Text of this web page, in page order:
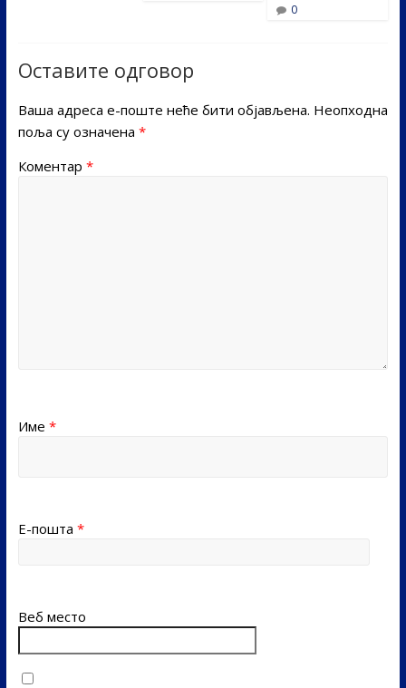
0
Оставите одговор
Ваша адреса е-поште неће бити објављена. Неопходна
поља су означена *
Коментар *
Име *
Е-пошта *
Веб место